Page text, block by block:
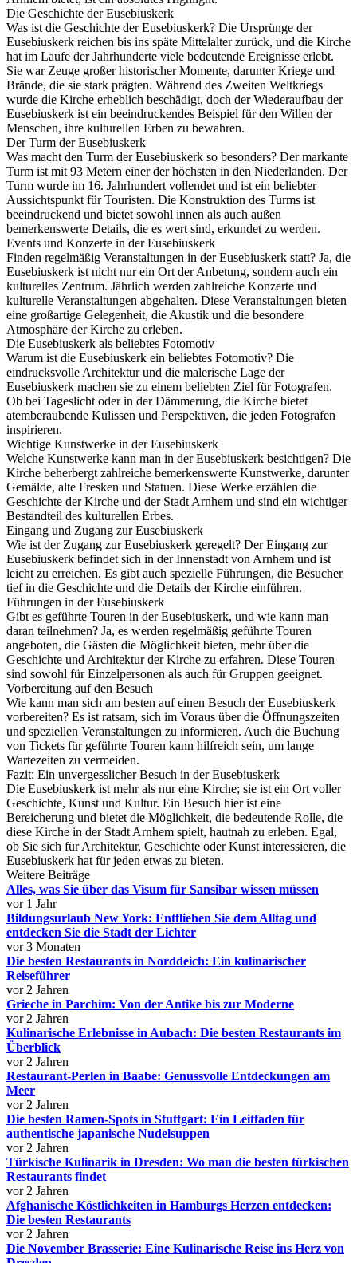
Die Geschichte der Eusebiuskerk
Was ist die Geschichte der Eusebiuskerk? Die Ursprünge der
Eusebiuskerk reichen bis ins späte Mittelalter zurück, und die Kirche
hat im Laufe der Jahrhunderte viele bedeutende Ereignisse erlebt.
Sie war Zeuge großer historischer Momente, darunter Kriege und
Brände, die sie stark prägten. Während des Zweiten Weltkriegs
wurde die Kirche erheblich beschädigt, doch der Wiederaufbau der
Eusebiuskerk ist ein beeindruckendes Beispiel für den Willen der
Menschen, ihre kulturellen Erben zu bewahren.
Der Turm der Eusebiuskerk
Was macht den Turm der Eusebiuskerk so besonders? Der markante
Turm ist mit 93 Metern einer der höchsten in den Niederlanden. Der
Turm wurde im 16. Jahrhundert vollendet und ist ein beliebter
Aussichtspunkt für Touristen. Die Konstruktion des Turms ist
beeindruckend und bietet sowohl innen als auch außen
bemerkenswerte Details, die es wert sind, erkundet zu werden.
Events und Konzerte in der Eusebiuskerk
Finden regelmäßig Veranstaltungen in der Eusebiuskerk statt? Ja, die
Eusebiuskerk ist nicht nur ein Ort der Anbetung, sondern auch ein
kulturelles Zentrum. Jährlich werden zahlreiche Konzerte und
kulturelle Veranstaltungen abgehalten. Diese Veranstaltungen bieten
eine großartige Gelegenheit, die Akustik und die besondere
Atmosphäre der Kirche zu erleben.
Die Eusebiuskerk als beliebtes Fotomotiv
Warum ist die Eusebiuskerk ein beliebtes Fotomotiv? Die
eindrucksvolle Architektur und die malerische Lage der
Eusebiuskerk machen sie zu einem beliebten Ziel für Fotografen.
Ob bei Tageslicht oder in der Dämmerung, die Kirche bietet
atemberaubende Kulissen und Perspektiven, die jeden Fotografen
inspirieren.
Wichtige Kunstwerke in der Eusebiuskerk
Welche Kunstwerke kann man in der Eusebiuskerk besichtigen? Die
Kirche beherbergt zahlreiche bemerkenswerte Kunstwerke, darunter
Gemälde, alte Fresken und Statuen. Diese Werke erzählen die
Geschichte der Kirche und der Stadt Arnhem und sind ein wichtiger
Bestandteil des kulturellen Erbes.
Eingang und Zugang zur Eusebiuskerk
Wie ist der Zugang zur Eusebiuskerk geregelt? Der Eingang zur
Eusebiuskerk befindet sich in der Innenstadt von Arnhem und ist
leicht zu erreichen. Es gibt auch spezielle Führungen, die Besucher
tief in die Geschichte und die Details der Kirche einführen.
Führungen in der Eusebiuskerk
Gibt es geführte Touren in der Eusebiuskerk, und wie kann man
daran teilnehmen? Ja, es werden regelmäßig geführte Touren
angeboten, die Gästen die Möglichkeit bieten, mehr über die
Geschichte und Architektur der Kirche zu erfahren. Diese Touren
sind sowohl für Einzelpersonen als auch für Gruppen geeignet.
Vorbereitung auf den Besuch
Wie kann man sich am besten auf einen Besuch der Eusebiuskerk
vorbereiten? Es ist ratsam, sich im Voraus über die Öffnungszeiten
und speziellen Veranstaltungen zu informieren. Auch die Buchung
von Tickets für geführte Touren kann hilfreich sein, um lange
Wartezeiten zu vermeiden.
Fazit: Ein unvergesslicher Besuch in der Eusebiuskerk
Die Eusebiuskerk ist mehr als nur eine Kirche; sie ist ein Ort voller
Geschichte, Kunst und Kultur. Ein Besuch hier ist eine
Bereicherung und bietet die Möglichkeit, die bedeutende Rolle, die
diese Kirche in der Stadt Arnhem spielt, hautnah zu erleben. Egal,
ob Sie sich für Architektur, Geschichte oder Kunst interessieren, die
Eusebiuskerk hat für jeden etwas zu bieten.
Weitere Beiträge
Alles, was Sie über das Visum für Sansibar wissen müssen
vor 1 Jahr
Bildungsurlaub New York: Entfliehen Sie dem Alltag und
entdecken Sie die Stadt der Lichter
vor 3 Monaten
Die besten Restaurants in Norddeich: Ein kulinarischer
Reiseführer
vor 2 Jahren
Grieche in Parchim: Von der Antike bis zur Moderne
vor 2 Jahren
Kulinarische Erlebnisse in Aubach: Die besten Restaurants im
Überblick
vor 2 Jahren
Restaurant-Perlen in Baabe: Genussvolle Entdeckungen am
Meer
vor 2 Jahren
Die besten Ramen-Spots in Stuttgart: Ein Leitfaden für
authentische japanische Nudelsuppen
vor 2 Jahren
Türkische Kulinarik in Dresden: Wo man die besten türkischen
Restaurants findet
vor 2 Jahren
Afghanische Köstlichkeiten in Hamburgs Herzen entdecken:
Die besten Restaurants
vor 2 Jahren
Die November Brasserie: Eine Kulinarische Reise ins Herz von